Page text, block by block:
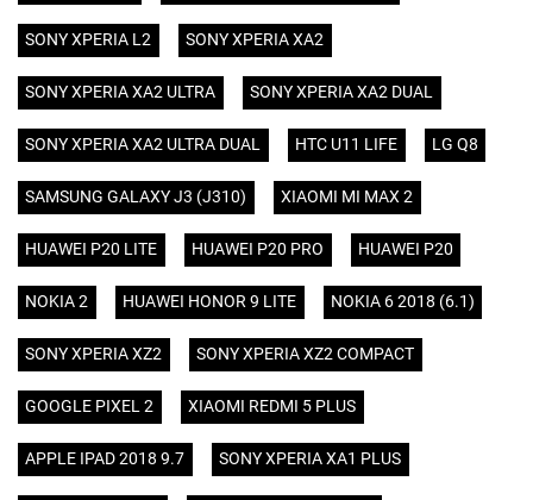
SONY XPERIA L2 SONY XPERIA XA2
SONY XPERIA XA2 ULTRA SONY XPERIA XA2 DUAL
SONY XPERIA XA2 ULTRA DUAL HTC U11 LIFE LG Q8
SAMSUNG GALAXY J3 (J310) XIAOMI MI MAX 2
HUAWEI P20 LITE HUAWEI P20 PRO HUAWEI P20
NOKIA 2 HUAWEI HONOR 9 LITE NOKIA 6 2018 (6.1)
SONY XPERIA XZ2 SONY XPERIA XZ2 COMPACT
GOOGLE PIXEL 2 XIAOMI REDMI 5 PLUS
APPLE IPAD 2018 9.7 SONY XPERIA XA1 PLUS